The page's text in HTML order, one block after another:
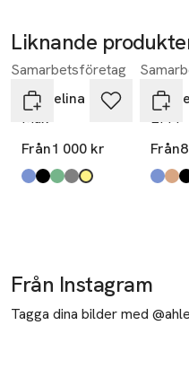
Liknande
Hoppa över bildspelet
Samarbetsföretag
Pappelina
Max
Från1 000 kr
Produkten finns i färgerna:
dark blue,
black,
sage,
grey,
ochre,
EFFI
Från
haze,
mud,
black,
warm
army,
Från Instagram
Tagga dina bilder med